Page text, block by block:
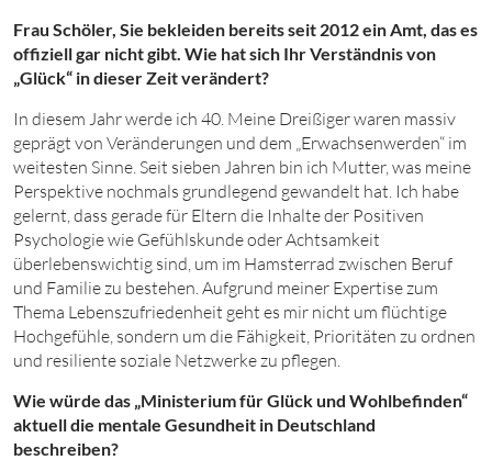
Frau Schöler, Sie bekleiden bereits seit 2012 ein Amt, das es
offiziell gar nicht gibt. Wie hat sich Ihr Verständnis von
„Glück“ in dieser Zeit verändert?
In diesem Jahr werde ich 40. Meine Dreißiger waren massiv
geprägt von Veränderungen und dem „Erwachsenwerden“ im
weitesten Sinne. Seit sieben Jahren bin ich Mutter, was meine
Perspektive nochmals grundlegend gewandelt hat. Ich habe
gelernt, dass gerade für Eltern die Inhalte der Positiven
Psychologie wie Gefühlskunde oder Achtsamkeit
überlebenswichtig sind, um im Hamsterrad zwischen Beruf
und Familie zu bestehen. Aufgrund meiner Expertise zum
Thema Lebenszufriedenheit geht es mir nicht um flüchtige
Hochgefühle, sondern um die Fähigkeit, Prioritäten zu ordnen
und resiliente soziale Netzwerke zu pflegen.
Wie würde das „Ministerium für Glück und Wohlbefinden“
aktuell die mentale Gesundheit in Deutschland
beschreiben?